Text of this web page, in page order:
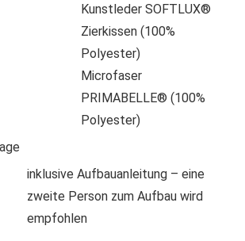
Kunstleder SOFTLUX®
Zierkissen (100%
Polyester)
Microfaser
PRIMABELLE® (100%
Polyester)
inklusive Aufbauanleitung – eine
zweite Person zum Aufbau wird
empfohlen